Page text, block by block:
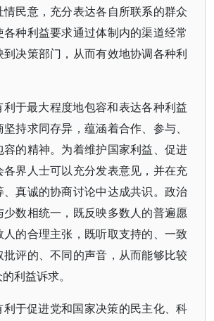
民意，充分表达各自所联系的群众
种利益要求通过体制内的渠道经常
决策部门，从而有效地协调各种利
于最大程度地包容和表达各种利益
持求同存异，蕴涵着合作、参与、
的精神。为着维护国家利益、促进
界人士可以充分发表意见，并在充
真诚的协商讨论中达成共识。政治
数相统一，既反映多数人的普遍愿
的合理主张，既听取支持的、一致
批评的、不同的声音，从而能够比较
利益诉求。
于促进党和国家决策的民主化、科